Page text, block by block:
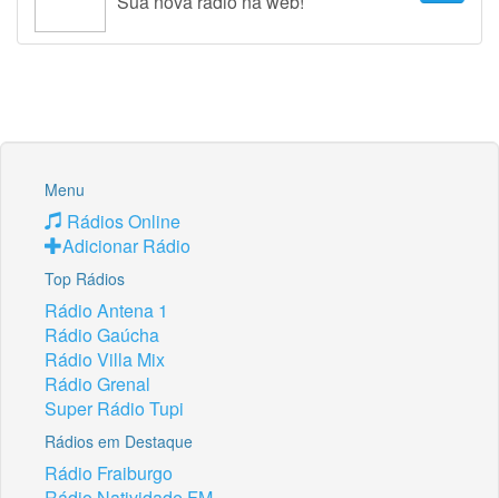
Menu
Rádios Online
Adicionar Rádio
Top Rádios
Rádio Antena 1
Rádio Gaúcha
Rádio Villa Mix
Rádio Grenal
Super Rádio Tupi
Rádios em Destaque
Rádio Fraiburgo